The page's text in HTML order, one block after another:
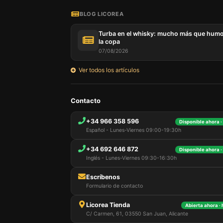
BLOG LICOREA
Turba en el whisky: mucho más que
la copa
07/08/2026
Ver todos los artículos
Contacto
+34 966 358 596 Disponible ahora
Español - Lunes-Viernes 09:00-19:30h
+34 692 646 872 Disponible ahora
Inglés - Lunes-Viernes 09:30-16:30h
Escríbenos
Formulario de contacto
Licorea Tienda Abierta ahora ·
C/ Carmen, 61, 03550 San Juan, Alicante
por
que
para
carrito